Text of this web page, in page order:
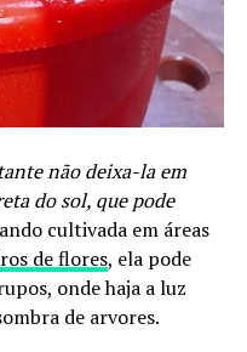
não deixa-la em
do sol, que pode
cultivada em áreas
de flores, ela pode
onde haja a luz
de arvores.